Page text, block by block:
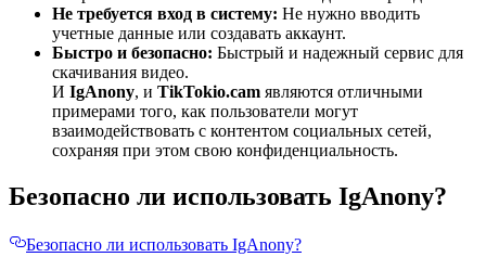
Не требуется вход в систему: Не нужно вводить
учетные данные или создавать аккаунт.
Быстро и безопасно: Быстрый и надежный сервис для
скачивания видео.
И IgAnony, и TikTokio.cam являются отличными
примерами того, как пользователи могут
взаимодействовать с контентом социальных сетей,
сохраняя при этом свою конфиденциальность.
Безопасно ли использовать IgAnony?
Безопасно ли использовать IgAnony?